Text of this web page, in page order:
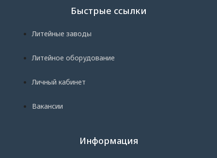
Быстрые ссылки
Литейные заводы
Литейное оборудование
Личный кабинет
Вакансии
Информация